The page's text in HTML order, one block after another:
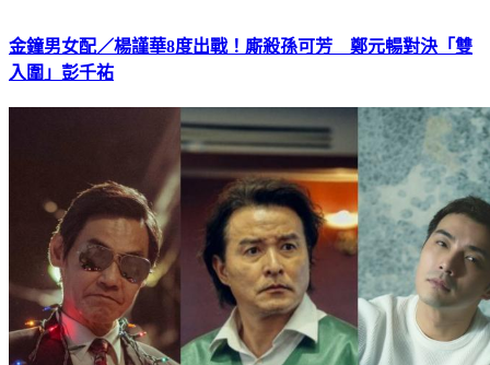
金鐘男女配／楊謹華8度出戰！廝殺孫可芳 鄭元暢對決「雙
入圍」彭千祐